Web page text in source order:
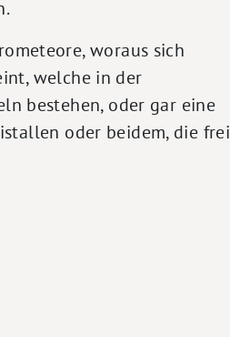
woraus sich
welche in der
bestehen, oder gar eine
oder beidem, die frei